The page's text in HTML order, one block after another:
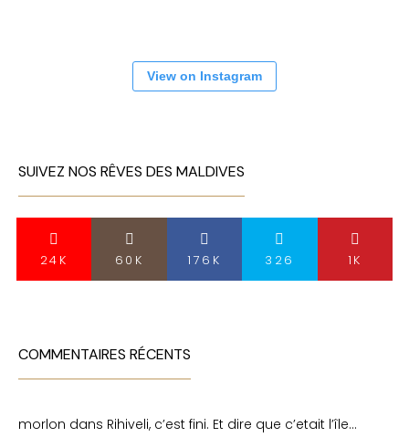
View on Instagram
SUIVEZ NOS RÊVES DES MALDIVES
24K 60K 176K 326 1K
COMMENTAIRES RÉCENTS
morlon dans Rihiveli, c’est fini. Et dire que c’etait l’île…